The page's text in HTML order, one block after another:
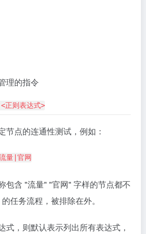
理的指令
则表达式>
节点的连通性测试，例如：
量|官网
包含 "流量" "官网" 字样的节点都不
任务流程，被排除在外。
式，则默认表示列出所有表达式，